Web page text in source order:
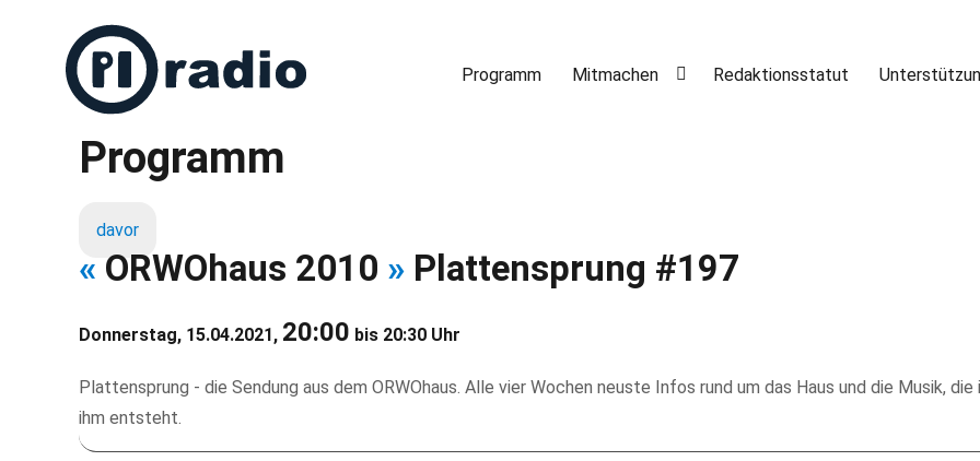
Freies Radio in Berlin
Programm Mitmachen Redaktionsstatut
Programm
davor
« ORWOhaus 2010 » Plattensprung #197
Donnerstag, 15.04.2021, 20:00 bis 20:30 Uhr
Plattensprung - die Sendung aus dem ORWOhaus. Alle vier Wochen neuste Infos rund um das Haus und die Musik, die
ihm entsteht.